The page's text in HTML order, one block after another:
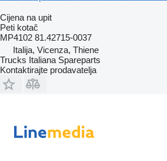
Cijena na upit
Peti kotač
MP4102 81.42715-0037
Italija, Vicenza, Thiene
Trucks Italiana Spareparts
Kontaktirajte prodavatelja